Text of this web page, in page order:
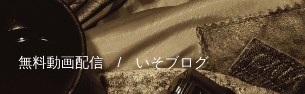
無料動画配信 / いそブログ